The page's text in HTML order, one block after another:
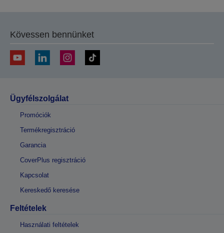
Kövessen bennünket
Ügyfélszolgálat
Promóciók
Termékregisztráció
Garancia
CoverPlus regisztráció
Kapcsolat
Kereskedő keresése
Feltételek
Használati feltételek